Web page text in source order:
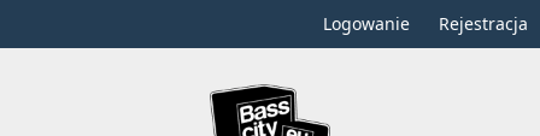
Logowanie Rejestracja